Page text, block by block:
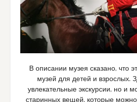
В описании музея сказано, что
музей для детей и взрослых.
увлекательные экскурсии, но и
старинных вещей, которые можно